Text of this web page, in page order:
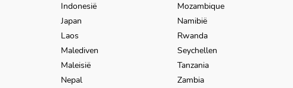
Indonesië
Japan
Laos
Malediven
Maleisië
Nepal
Mozambique
Namibië
Rwanda
Seychellen
Tanzania
Zambia